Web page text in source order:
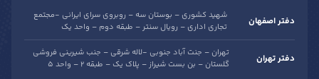
دفتر اصفهان
شهید کشوری – بوستان سه – روبروی سرای ایرانی -مجتمع
تجاری اداری – رویال سنتر – طبقه دوم – واحد یک
دفتر تهران
تهران – جنت آباد جنوبی -لاله شرقی – جنب شیرینی فروشی
گلستان – بن بست شیراز – پلاک یک – طبقه 2 – واحد 5